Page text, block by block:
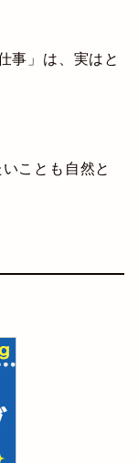
事」は、実はと
ことも自然と